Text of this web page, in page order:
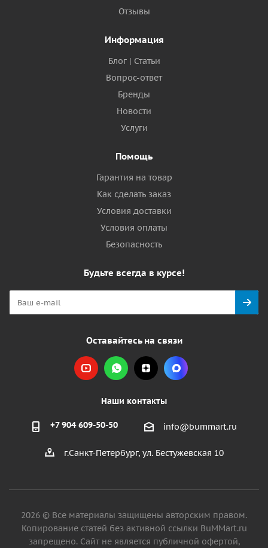
Отзывы
Информация
Блог | Статьи
Вопрос-ответ
Бренды
Новости
Услуги
Помощь
Гарантия на товар
Как сделать заказ
Условия доставки
Условия оплаты
Безопасность
Будьте всегда в курсе!
Оставайтесь на связи
Наши контакты
+7 904 609-50-50 info@bummart.ru
г.Санкт-Петербург, ул. Бестужевская 10
2026 © Все материалы защищены авторским правом.
Копирование статей без активной ссылки BuMMart.ru
запрещено. Сайт не является публичной офертой,